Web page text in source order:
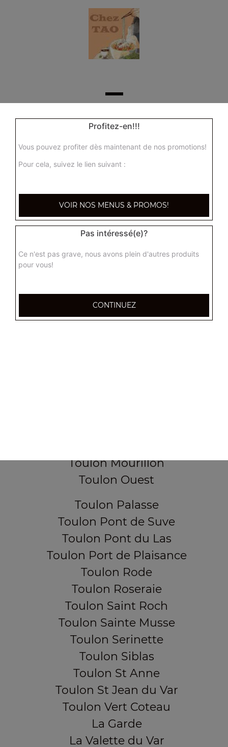
355, Boulevard de la democratie
83000 TOULON
Mentions légales
QUARTIERS PROCHES
Toulon Aguillon
Toulon Ameniers
Toulon Bon Rencontre
Toulon Centre
Toulon Champs de Mars
Toulon Mourillon
Toulon Ouest
Toulon Palasse
Toulon Pont de Suve
Toulon Pont du Las
Toulon Port de Plaisance
Toulon Rode
Toulon Roseraie
Toulon Saint Roch
Toulon Sainte Musse
Toulon Serinette
Toulon Siblas
Toulon St Anne
Toulon St Jean du Var
Toulon Vert Coteau
La Garde
La Valette du Var
Profitez-en!!!
Vous pouvez profiter dès maintenant de nos promotions!
Pour cela, suivez le lien suivant :
VOIR NOS MENUS & PROMOS!
Pas intéressé(e)?
Ce n'est pas grave, nous avons plein d'autres produits
pour vous!
CONTINUEZ